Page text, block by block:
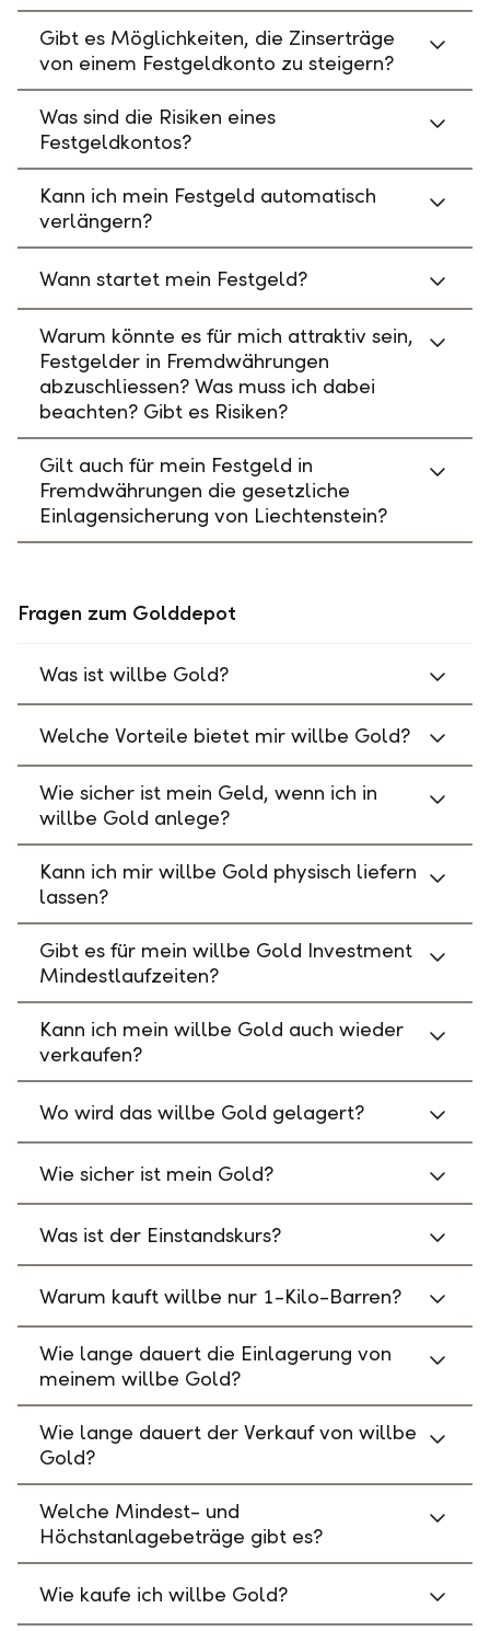
Gibt es Möglichkeiten, die Zinserträge
von einem Festgeldkonto zu steigern?
Was sind die Risiken eines
Festgeldkontos?
Kann ich mein Festgeld automatisch
verlängern?
Wann startet mein Festgeld?
Warum könnte es für mich attraktiv sein,
Festgelder in Fremdwährungen
abzuschliessen? Was muss ich dabei
beachten? Gibt es Risiken?
Gilt auch für mein Festgeld in
Fremdwährungen die gesetzliche
Einlagensicherung von Liechtenstein?
Fragen zum Golddepot
Was ist willbe Gold?
Welche Vorteile bietet mir willbe Gold?
Wie sicher ist mein Geld, wenn ich in
willbe Gold anlege?
Kann ich mir willbe Gold physisch liefern
lassen?
Gibt es für mein willbe Gold Investment
Mindestlaufzeiten?
Kann ich mein willbe Gold auch wieder
verkaufen?
Wo wird das willbe Gold gelagert?
Wie sicher ist mein Gold?
Was ist der Einstandskurs?
Warum kauft willbe nur 1-Kilo-Barren?
Wie lange dauert die Einlagerung von
meinem willbe Gold?
Wie lange dauert der Verkauf von willbe
Gold?
Welche Mindest- und
Höchstanlagebeträge gibt es?
Wie kaufe ich willbe Gold?